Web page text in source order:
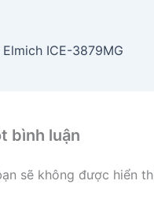
ICE-3879MG
bình luận
sẽ không được hiển